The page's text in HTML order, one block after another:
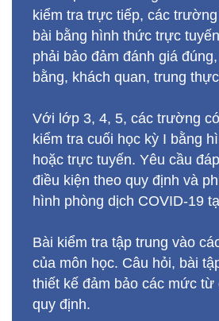
kiểm tra trực tiếp, các
bài bằng hình thức trực
phải bảo đảm đánh giá
bằng, khách quan, trung
Với lớp 3, 4, 5, các trường
kiểm tra cuối học kỳ I bằng
hoặc trực tuyến. Yêu cầu
điều kiện theo quy định và
hình phòng dịch COVID-19
Bài kiểm tra tập trung vào
của môn học. Câu hỏi, bài
thiết kế đảm bảo các mức từ
quy định.